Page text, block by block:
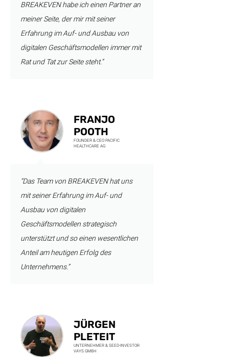
BREAKEVEN habe ich einen Partner an
meiner Seite, der mir mit seiner
Erfahrung im Auf- und Ausbau von
digitalen Geschäftsmodellen immer mit
Rat und Tat zur Seite steht.”
“Das Team von BREAKEVEN hat uns
mit seiner Erfahrung im Auf- und
Ausbau von digitalen
Geschäftsmodellen strategisch
unterstützt und so einen wesentlichen
Anteil am heutigen Erfolg des
Unternehmens.”
FRANJO
POOTH
FOUNDER & CEO PACIFIC
HEALTHCARE AG
JÜRGEN
PLETEIT
UNTERNEHMER & SEED-INVESTOR
VAYS GMBH